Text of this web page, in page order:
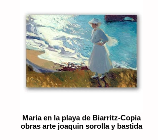
Maria en la playa de Biarritz-Copia
obras arte joaquin sorolla y bastida